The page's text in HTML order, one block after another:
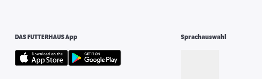
DAS FUTTERHAUS App Sprachauswahl